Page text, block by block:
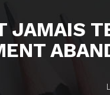
JAMAIS